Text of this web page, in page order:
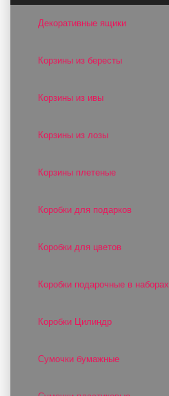
Декоративные ящики
Корзины из бересты
Корзины из ивы
Корзины из лозы
Корзины плетеные
Коробки для подарков
Коробки для цветов
Коробки подарочные в наборах
Коробки Цилиндр
Сумочки бумажные